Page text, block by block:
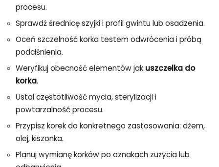
procesu.
Sprawdź średnicę szyjki i profil gwintu lub osadzenia.
Oceń szczelność korka testem odwrócenia i próbą
podciśnienia.
Weryfikuj obecność elementów jak uszczelka do
korka.
Ustal częstotliwość mycia, sterylizacji i
powtarzalność procesu.
Przypisz korek do konkretnego zastosowania: dżem,
olej, kiszonka.
Planuj wymianę korków po oznakach zużycia lub